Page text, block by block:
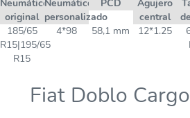
Neumático
original
Neumático
personalizado
PCD
Agujero
central
185/65
R15|195/65
R15
4*98 58,1 mm 12*1.25
Fiat Doblo